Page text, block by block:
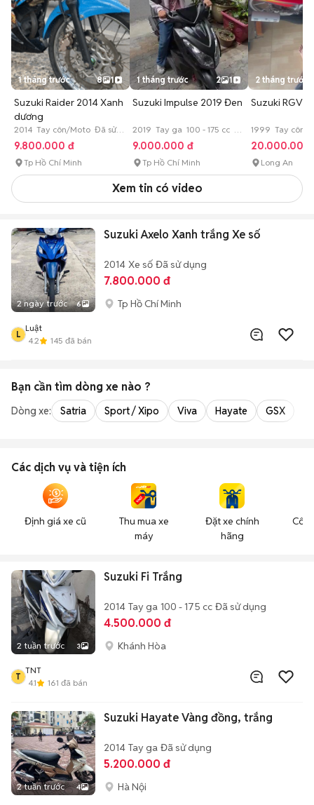
1 tháng trước 8 1
Suzuki Raider 2014 Xanh
dương
2014 Tay côn/Moto Đã sử
dụng
9.800.000 đ
Tp Hồ Chí Minh
1 tháng trước 2 1
Suzuki Impulse 2019 Đen
2019 Tay ga 100 - 175 cc Đã
sử dụng
9.000.000 đ
Tp Hồ Chí Minh
2 tháng trước
Suzuki RGV
1999 Tay côn/
175 cc Đã sử
20.000.000
Long An
Xem tin có video
2 ngày trước 6
Suzuki Axelo Xanh trắng Xe số
2014 Xe số Đã sử dụng
7.800.000 đ
Tp Hồ Chí Minh
L
Luật
4.2
145 đã bán
Bạn cần tìm dòng xe nào ?
Dòng xe: Satria Sport / Xipo Viva Hayate GSX
Các dịch vụ và tiện ích
Định giá xe cũ
Thu mua xe
máy
Đặt xe chính
hãng
2 tuần trước 3
Suzuki Fi Trắng
2014 Tay ga 100 - 175 cc Đã sử dụng
4.500.000 đ
Khánh Hòa
T
TNT
4.1
161 đã bán
2 tuần trước 4
Suzuki Hayate Vàng đồng, trắng
2014 Tay ga Đã sử dụng
5.200.000 đ
Hà Nội